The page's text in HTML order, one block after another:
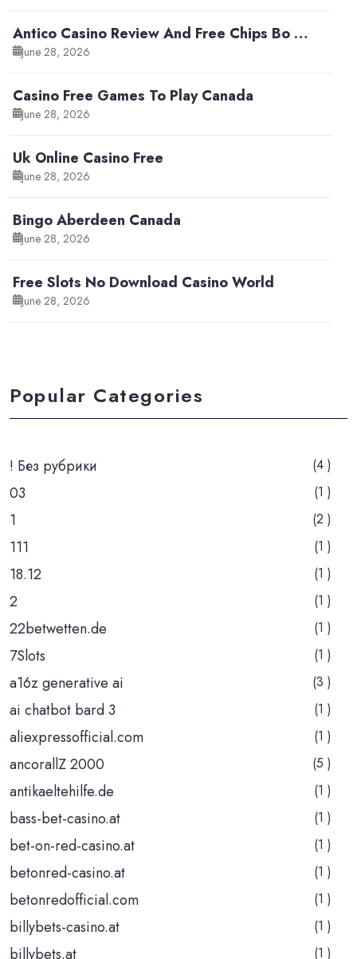
Antico Casino Review And Free Chips Bo …
June 28, 2026
Casino Free Games To Play Canada
June 28, 2026
Uk Online Casino Free
June 28, 2026
Bingo Aberdeen Canada
June 28, 2026
Free Slots No Download Casino World
June 28, 2026
Popular Categories
! Без рубрики (4 )
03 (1 )
1 (2 )
111 (1 )
18.12 (1 )
2 (1 )
22betwetten.de (1 )
7Slots (1 )
a16z generative ai (3 )
ai chatbot bard 3 (1 )
aliexpressofficial.com (1 )
ancorallZ 2000 (5 )
antikaeltehilfe.de (1 )
bass-bet-casino.at (1 )
bet-on-red-casino.at (1 )
betonred-casino.at (1 )
betonredofficial.com (1 )
billybets-casino.at (1 )
billybets.at (1 )